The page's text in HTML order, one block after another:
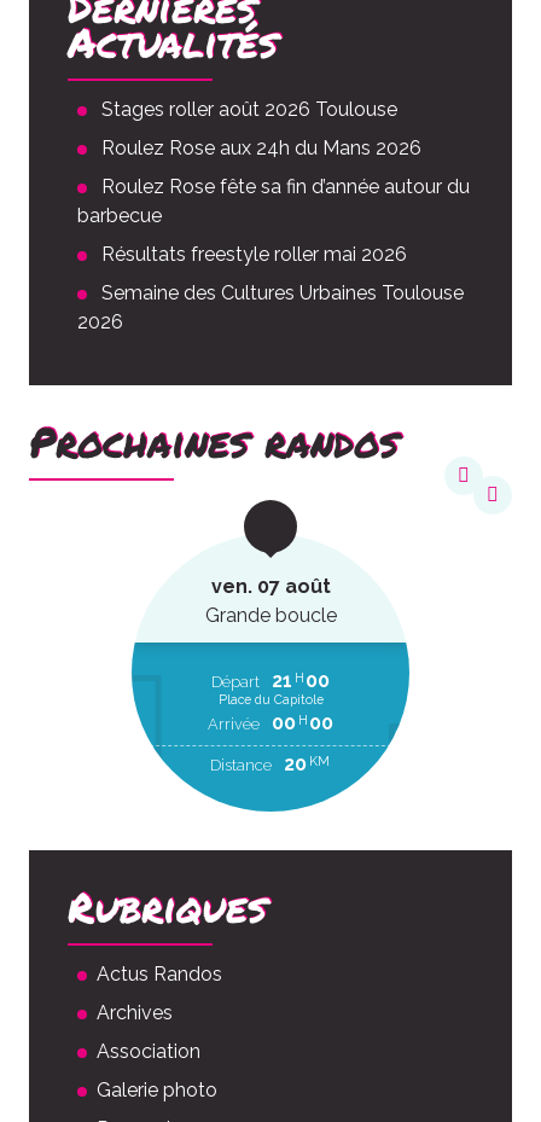
Actualités
Stages roller août 2026 Toulouse
Roulez Rose aux 24h du Mans 2026
Roulez Rose fête sa fin d’année autour du
barbecue
Résultats freestyle roller mai 2026
Semaine des Cultures Urbaines Toulouse
2026
Prochaines randos
ven. 07 août
Grande boucle
Départ 21 H 00
Place du Capitole
Arrivée 00 H 00
Distance 20 KM
Rubriques
Actus Randos
Archives
Association
Galerie photo